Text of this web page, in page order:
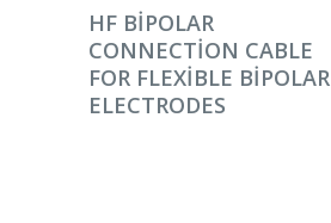
DEVAMINI OKU
HF BIPOLAR
CONNECTION CABLE
FOR FLEXIBLE BIPOLAR
ELECTRODES